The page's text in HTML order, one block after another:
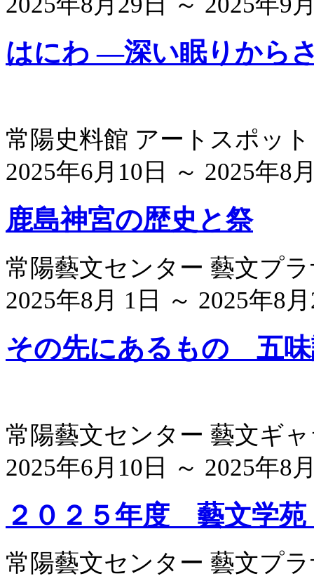
はにわ ―深い眠りから
常陽史料館 アートスポット
2025年6月10日 ～ 2025年8
鹿島神宮の歴史と祭
常陽藝文センター 藝文プ
2025年8月 1日 ～ 2025年8
その先にあるもの 五味
常陽藝文センター 藝文ギ
2025年6月10日 ～ 2025年8
２０２５年度 藝文学
常陽藝文センター 藝文プ